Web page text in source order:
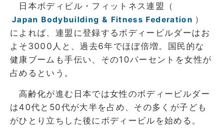
日本ボディビル・フィットネス連盟（
Japan Bodybuilding & Fitness Federation ）
によれば、連盟に登録するボディービルダーはお
よそ3000人と、過去6年でほぼ倍増。国民的な
健康ブームも手伝い、その10パーセントを女性が
占めるという。
高齢化が進む日本では女性のボディービルダー
は40代と50代が大半を占め、その多くが子ども
がひとり立ちした後にボディービルを始める。